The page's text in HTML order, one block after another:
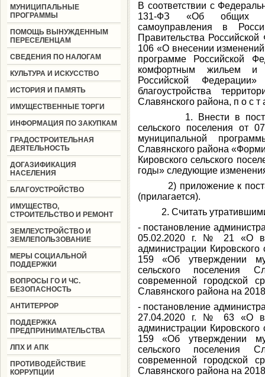
МУНИЦИПАЛЬНЫЕ
ПРОГРАММЫ
ПОМОЩЬ ВЫНУЖДЕННЫМ
ПЕРЕСЕЛЕНЦАМ
СВЕДЕНИЯ ПО НАЛОГАМ
КУЛЬТУРА И ИСКУССТВО
ИСТОРИЯ И ПАМЯТЬ
ИМУЩЕСТВЕННЫЕ ТОРГИ
ИНФОРМАЦИЯ ПО ЗАКУПКАМ
ГРАДОСТРОИТЕЛЬНАЯ
ДЕЯТЕЛЬНОСТЬ
ДОГАЗИФИКАЦИЯ
НАСЕЛЕНИЯ
БЛАГОУСТРОЙСТВО
ИМУЩЕСТВО,
СТРОИТЕЛЬСТВО И РЕМОНТ
ЗЕМЛЕУСТРОЙСТВО И
ЗЕМЛЕПОЛЬЗОВАНИЕ
МЕРЫ СОЦИАЛЬНОЙ
ПОДДЕРЖКИ
ВОПРОСЫ ГО И ЧС.
БЕЗОПАСНОСТЬ
АНТИТЕРРОР
ПОДДЕРЖКА
ПРЕДПРИНИМАТЕЛЬСТВА
ЛПХ И АПК
ПРОТИВОДЕЙСТВИЕ
КОРРУПЦИИ
В соответствии с
131-ФЗ «Об общих
самоуправления в
Правительства
106 «О внесении
программе Российской
комфортным жильем и
Российской
благоустройства
Славянского района, п о с т
1. Внести в
сельского поселения от
муниципальной
Славянского района
Кировского сельского
годы» следующие
2) приложение к
(прилагается).
2. Считать
- постановление
05.02.2020 г. № 21 «О
администрации
159 «Об утверждении
сельского поселения
современной городской
Славянского района на
- постановление
27.04.2020 г. № 63 «О
администрации
159 «Об утверждении
сельского поселения
современной городской
Славянского района на